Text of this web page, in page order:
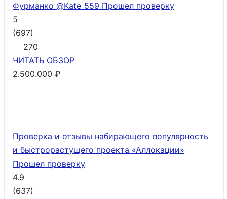
Фурманко @Kate_559 Прошел проверку
5
(697)
270
ЧИТАТЬ ОБЗОР
2.500.000 ₽
Проверка и отзывы набирающего популярность
и быстрорастущего проекта «Аллокации»
Прошел проверку
4.9
(637)